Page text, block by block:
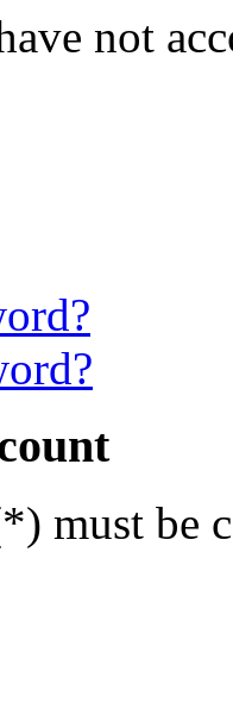
not
must be